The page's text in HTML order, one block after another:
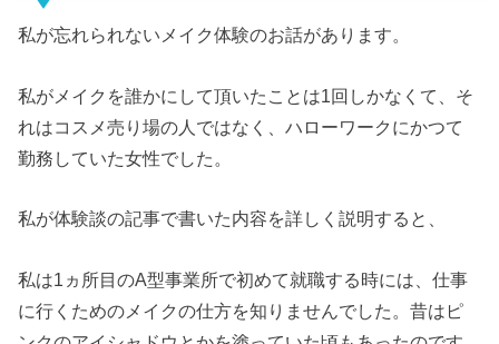
私が忘れられないメイク体験のお話があります。
私がメイクを誰かにして頂いたことは1回しかなくて、そ
れはコスメ売り場の人ではなく、ハローワークにかつて
勤務していた女性でした。
私が体験談の記事で書いた内容を詳しく説明すると、
私は1ヵ所目のA型事業所で初めて就職する時には、仕事
に行くためのメイクの仕方を知りませんでした。昔はピ